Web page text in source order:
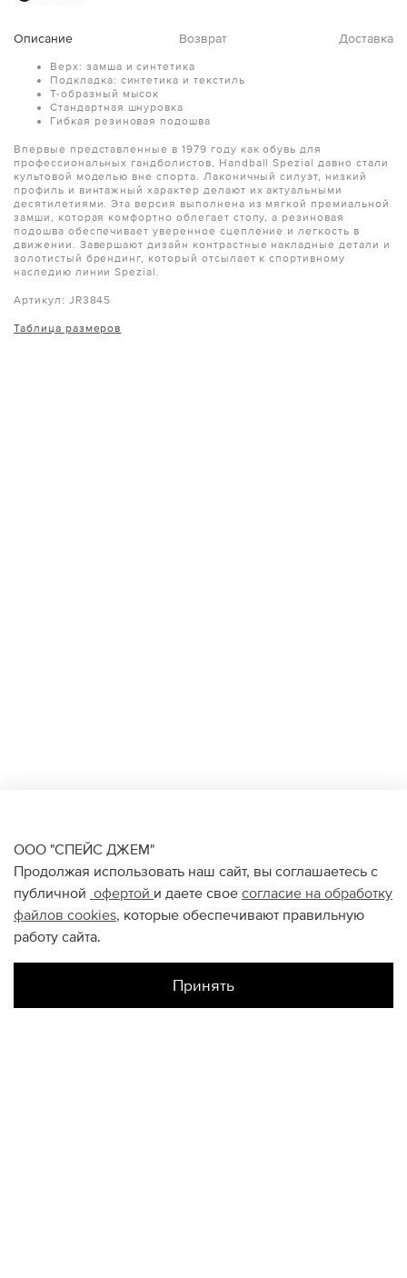
Описание Возврат Доставка
Верх: замша и синтетика
Подкладка: синтетика и текстиль
T-образный мысок
Стандартная шнуровка
Гибкая резиновая подошва
Впервые представленные в 1979 году как обувь для
профессиональных гандболистов, Handball Spezial давно стали
культовой моделью вне спорта. Лаконичный силуэт, низкий
профиль и винтажный характер делают их актуальными
десятилетиями. Эта версия выполнена из мягкой премиальной
замши, которая комфортно облегает стопу, а резиновая
подошва обеспечивает уверенное сцепление и легкость в
движении. Завершают дизайн контрастные накладные детали и
золотистый брендинг, который отсылает к спортивному
наследию линии Spezial.
Артикул: JR3845
Таблица размеров
ООО "СПЕЙС ДЖЕМ"
Продолжая использовать наш сайт, вы соглашаетесь с
публичной офертой и даете свое согласие на обработку
файлов cookies, которые обеспечивают правильную
работу сайта.
Принять